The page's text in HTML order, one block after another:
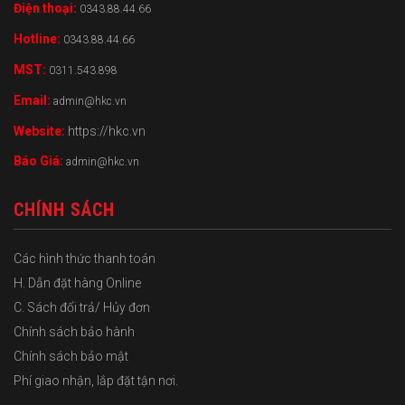
Điện thoại: 0343.88.44.66
Hotline: 0343.88.44.66
MST: 0311.543.898
Email: admin@hkc.vn
Website: https://hkc.vn
Báo Giá: admin@hkc.vn
CHÍNH SÁCH
Các hình thức thanh toán
H. Dẫn đặt hàng Online
C. Sách đổi trả/ Hủy đơn
Chính sách bảo hành
Chính sách bảo mật
Phí giao nhận, lắp đặt tận nơi.